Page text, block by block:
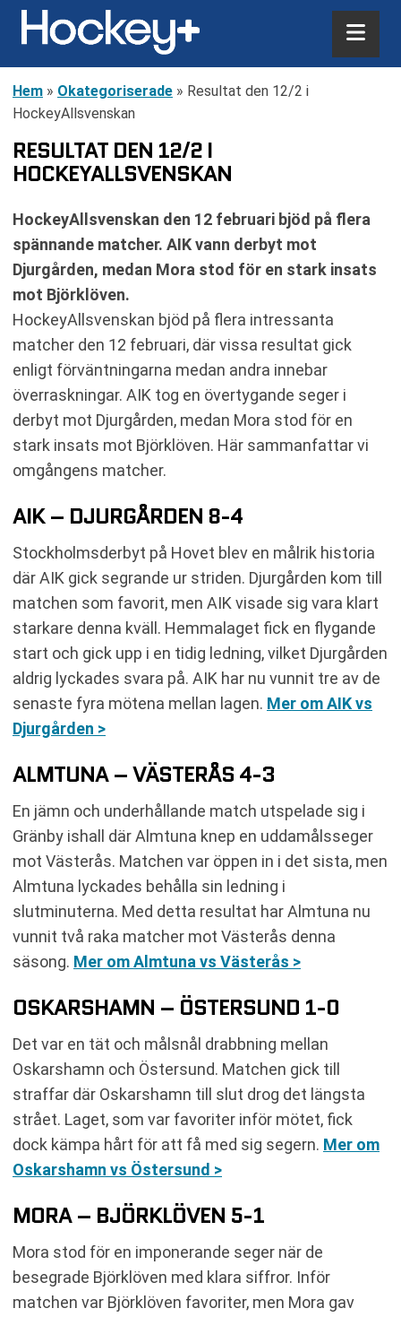
Hem » Okategoriserade » Resultat den 12/2 i
HockeyAllsvenskan
RESULTAT DEN 12/2 I
HOCKEYALLSVENSKAN
HockeyAllsvenskan den 12 februari bjöd på flera
spännande matcher. AIK vann derbyt mot
Djurgården, medan Mora stod för en stark insats
mot Björklöven.
HockeyAllsvenskan bjöd på flera intressanta
matcher den 12 februari, där vissa resultat gick
enligt förväntningarna medan andra innebar
överraskningar. AIK tog en övertygande seger i
derbyt mot Djurgården, medan Mora stod för en
stark insats mot Björklöven. Här sammanfattar vi
omgångens matcher.
AIK – DJURGÅRDEN 8-4
Stockholmsderbyt på Hovet blev en målrik historia
där AIK gick segrande ur striden. Djurgården kom till
matchen som favorit, men AIK visade sig vara klart
starkare denna kväll. Hemmalaget fick en flygande
start och gick upp i en tidig ledning, vilket Djurgården
aldrig lyckades svara på. AIK har nu vunnit tre av de
senaste fyra mötena mellan lagen. Mer om AIK vs
Djurgården >
ALMTUNA – VÄSTERÅS 4-3
En jämn och underhållande match utspelade sig i
Gränby ishall där Almtuna knep en uddamålsseger
mot Västerås. Matchen var öppen in i det sista, men
Almtuna lyckades behålla sin ledning i
slutminuterna. Med detta resultat har Almtuna nu
vunnit två raka matcher mot Västerås denna
säsong. Mer om Almtuna vs Västerås >
OSKARSHAMN – ÖSTERSUND 1-0
Det var en tät och målsnål drabbning mellan
Oskarshamn och Östersund. Matchen gick till
straffar där Oskarshamn till slut drog det längsta
strået. Laget, som var favoriter inför mötet, fick
dock kämpa hårt för att få med sig segern. Mer om
Oskarshamn vs Östersund >
MORA – BJÖRKLÖVEN 5-1
Mora stod för en imponerande seger när de
besegrade Björklöven med klara siffror. Inför
matchen var Björklöven favoriter, men Mora gav